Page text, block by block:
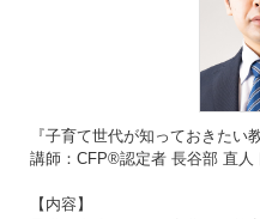
『子育て世代が知っておきたい
講師：CFP®認定者 長谷部 直人
【内容】